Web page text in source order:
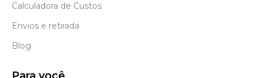
Calculadora de Custos
Envios e retirada
Blog